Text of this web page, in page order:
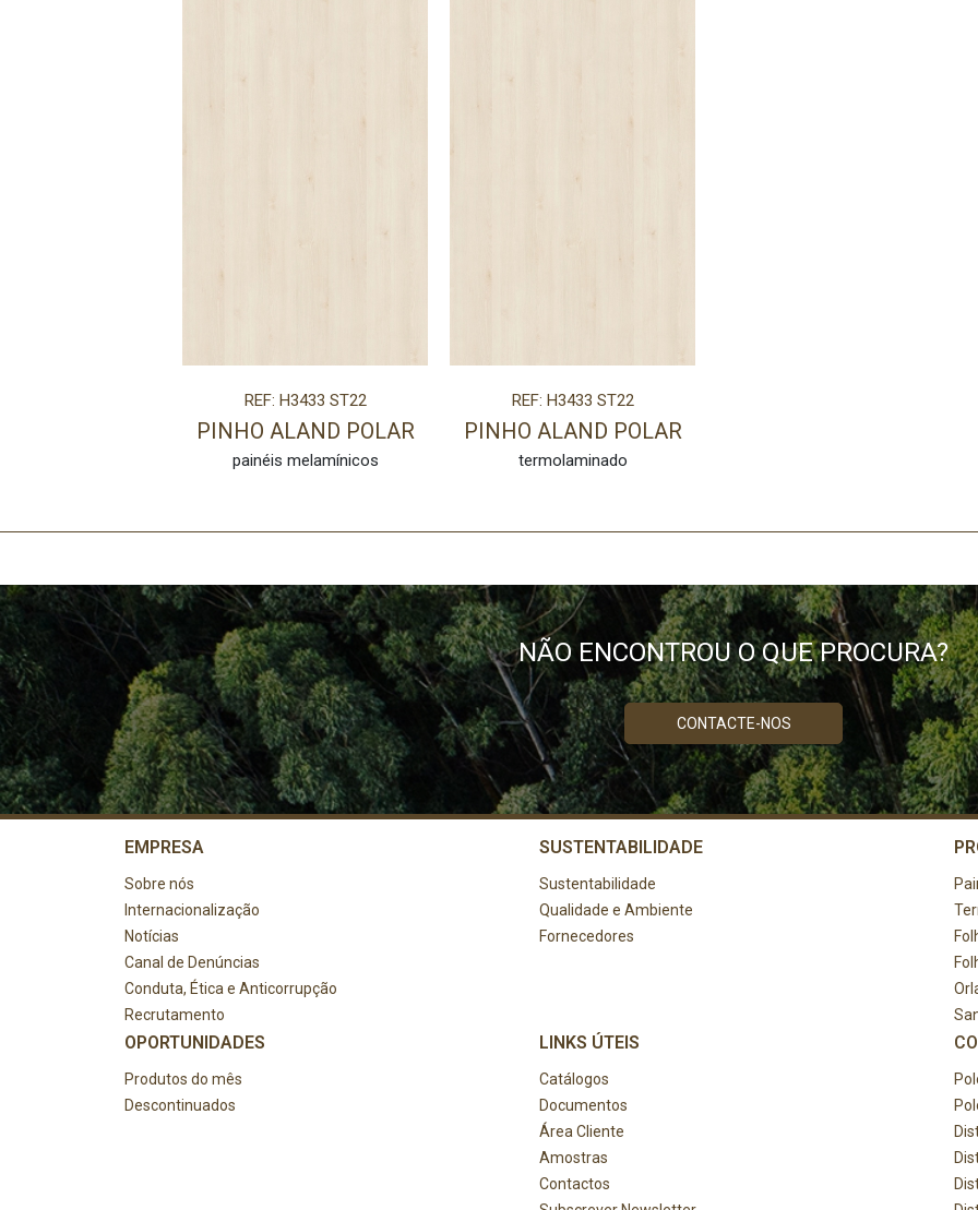
REF: H3433 ST22
PINHO ALAND POLAR
painéis melamínicos
REF: H3433 ST22
PINHO ALAND POLAR
termolaminado
NÃO ENCONTROU O QUE PROCURA?
CONTACTE-NOS
EMPRESA
Sobre nós
Internacionalização
Notícias
Canal de Denúncias
Conduta, Ética e Anticorrupção
Recrutamento
SUSTENTABILIDADE
Sustentabilidade
Qualidade e Ambiente
Fornecedores
OPORTUNIDADES
Produtos do mês
Descontinuados
LINKS ÚTEIS
Catálogos
Documentos
Área Cliente
Amostras
Contactos